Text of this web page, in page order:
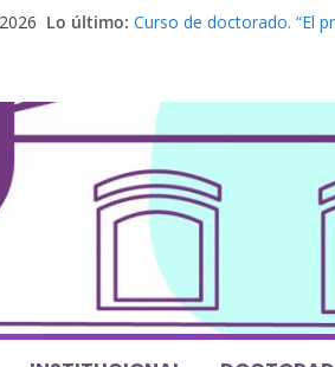
Lo último: Curso de doctorado. “El
Defensas de Tesis y
Curso de doctorado.
perspectiva algebraica”